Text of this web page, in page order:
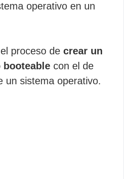
operativo en un
proceso de crear un
booteable con el de
un sistema operativo.